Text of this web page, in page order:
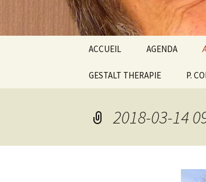
contenu
ACCUEIL AGENDA
GESTALT THERAPIE P.
2018-03-14